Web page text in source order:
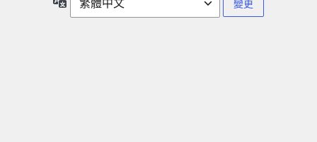
言